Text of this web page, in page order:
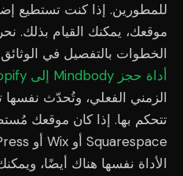
للمطورين. إذا كنت تستطيع
موقعك، يمكنك القيام بذلك.
الخطوات بالتفصيل في
أداة حجز Mindbody إلى Shopify
الزمني الفعلي، وتُحدّث
تتحكم بها. إذا كان موقعك
الأداة نفسها هناك أيضًا،